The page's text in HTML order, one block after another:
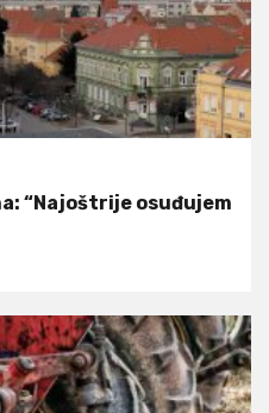
“Najoštrije osuđujem